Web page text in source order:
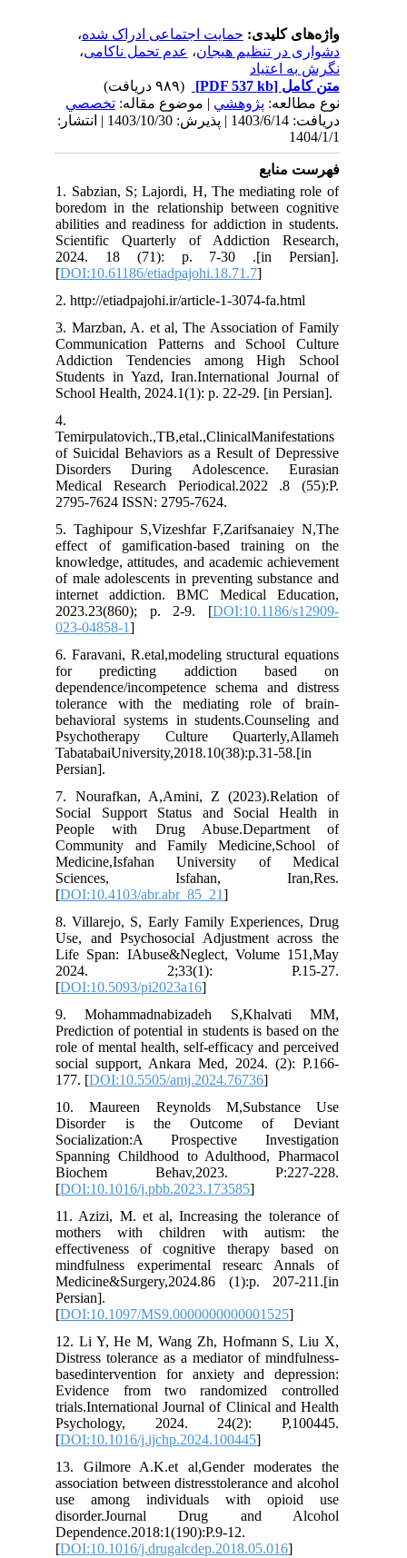
واژه‌های کلیدی:حمایت اجتماعی ادراک شده
دشواری در تنظیم هیجان، عدم تحمل ناکامی ،
نگرش به اعتیاد
متن کامل[PDF 537 kb]
(۹۸۹ دریافت)
نوع مطالعه:پژوهشي| موضوع مقاله:تخصصي
دریافت: 1403/6/14 | پذیرش: 1403/10/30 | انتشار:
فهرست منابع
1. Sabzian, S; Lajordi, H, The mediating role of
boredom in the relationship between cognitive
abilities and readiness for addiction in students.
Scientific Quarterly of Addiction Research,
2024. 18 (71): p. 7-30 .[in Persian].
[DOI:10.61186/etiadpajohi.18.71.7
2. http://etiadpajohi.ir/article-1-3074-fa.html
3. Marzban, A. et al, The Association of Family
Communication Patterns and School Culture
Addiction Tendencies among High School
Students in Yazd, Iran.International Journal of
School Health, 2024.1(1): p. 22-29. [in Persian].
Temirpulatovich.,TB,etal.,ClinicalManifestations
of Suicidal Behaviors as a Result of Depressive
Disorders During Adolescence. Eurasian
Medical Research Periodical.2022 .8 (55):P.
2795-7624 ISSN: 2795-7624.
5. Taghipour S,Vizeshfar F,Zarifsanaiey N,The
effect of gamification-based training on the
knowledge, attitudes, and academic achievement
of male adolescents in preventing substance and
internet addiction. BMC Medical Education,
2023.23(860); p. 2-9. [DOI:10.1186/s12909-
023-04858-1
6. Faravani, R.etal,modeling structural equations
for predicting addiction based on
dependence/incompetence schema and distress
tolerance with the mediating role of brain-
behavioral systems in students.Counseling and
Psychotherapy Culture Quarterly,Allameh
TabatabaiUniversity,2018.10(38):p.31-58.[in
7. Nourafkan, A,Amini, Z (2023).Relation of
Social Support Status and Social Health in
People with Drug Abuse.Department of
Community and Family Medicine,School of
Medicine,Isfahan University of Medical
Sciences, Isfahan, Iran,Res.
[DOI:10.4103/abr.abr_85_21
8. Villarejo, S, Early Family Experiences, Drug
Use, and Psychosocial Adjustment across the
Life Span: IAbuse&Neglect, Volume 151,May
2024. 2;33(1): P.15-27.
[DOI:10.5093/pi2023a16
9. Mohammadnabizadeh S,Khalvati MM,
Prediction of potential in students is based on the
role of mental health, self-efficacy and perceived
social support, Ankara Med, 2024. (2): P.166-
177. [DOI:10.5505/amj.2024.76736
10. Maureen Reynolds M,Substance Use
Disorder is the Outcome of Deviant
Socialization:A Prospective Investigation
Spanning Childhood to Adulthood, Pharmacol
Biochem Behav,2023. P:227-228.
[DOI:10.1016/j.pbb.2023.173585
11. Azizi, M. et al, Increasing the tolerance of
mothers with children with autism: the
effectiveness of cognitive therapy based on
mindfulness experimental researc Annals of
Medicine&Surgery,2024.86 (1):p. 207-211.[in
[DOI:10.1097/MS9.0000000000001525
12. Li Y, He M, Wang Zh, Hofmann S, Liu X,
Distress tolerance as a mediator of mindfulness-
basedintervention for anxiety and depression:
Evidence from two randomized controlled
trials.International Journal of Clinical and Health
Psychology, 2024. 24(2): P,100445.
[DOI:10.1016/j.ijchp.2024.100445
13. Gilmore A.K.et al,Gender moderates the
association between distresstolerance and alcohol
use among individuals with opioid use
disorder.Journal Drug and Alcohol
Dependence.2018:1(190):P.9-12.
[DOI:10.1016/j.drugalcdep.2018.05.016